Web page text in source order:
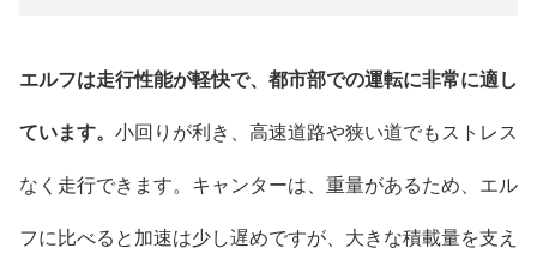
エルフは走行性能が軽快で、都市部での運転に非常に適し
ています。 小回りが利き、高速道路や狭い道でもストレス
なく走行できます。キャンターは、重量があるため、エル
フに比べると加速は少し遅めですが、大きな積載量を支え